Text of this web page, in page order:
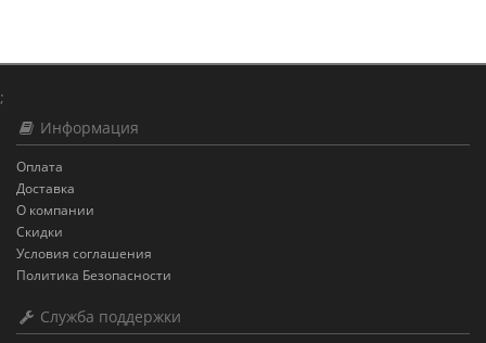
;
Информация
Оплата
Доставка
О компании
Скидки
Условия соглашения
Политика Безопасности
Служба поддержки